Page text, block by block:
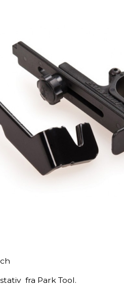
fra Park Tool.